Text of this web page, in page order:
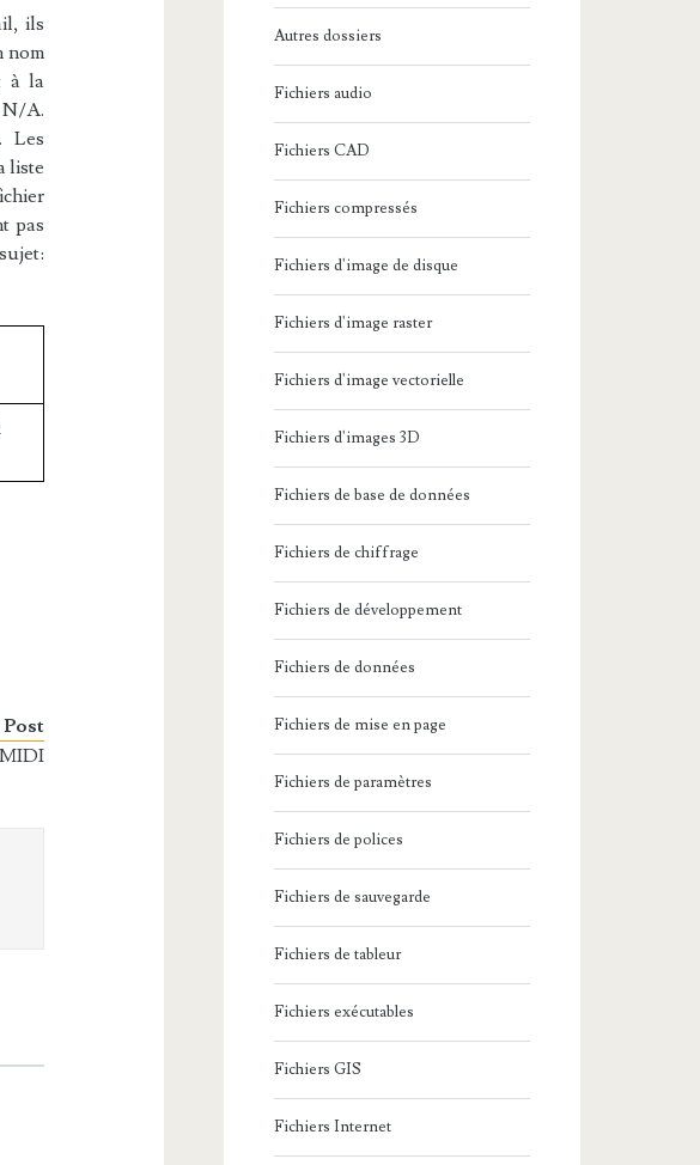
ils
nom
à la
N/A.
Les
liste
pas
Autres dossiers
Fichiers audio
Fichiers CAD
Fichiers compressés
Fichiers d'image de disque
Fichiers d'image raster
Fichiers d'image vectorielle
Fichiers d'images 3D
Fichiers de base de données
Fichiers de chiffrage
Fichiers de développement
Fichiers de données
Fichiers de mise en page
Fichiers de paramètres
Fichiers de polices
Fichiers de sauvegarde
Fichiers de tableur
Fichiers exécutables
Fichiers GIS
Fichiers Internet